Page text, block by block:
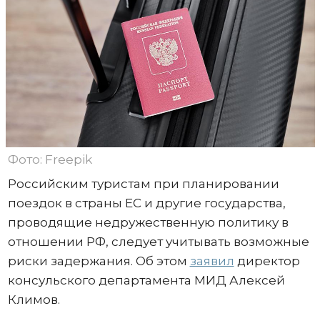
Фото: Freepik
Российским туристам при планировании
поездок в страны ЕС и другие государства,
проводящие недружественную политику в
отношении РФ, следует учитывать возможные
риски задержания. Об этом заявил директор
консульского департамента МИД Алексей
Климов.